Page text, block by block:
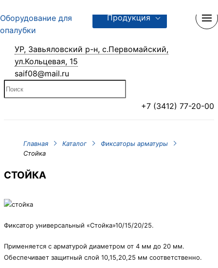
УР, Завьяловский р-н, с.Первомайский,
ул.Кольцевая, 15
saif08@mail.ru
+7 (3412) 77-20-00
Продукция
Главная Каталог
Фиксаторы арматуры
Стойка
СТОЙКА
Фиксатор универсальный «Стойка»10/15/20/25.
Применяется с арматурой диаметром от 4 мм до 20 мм.
Обеспечивает защитный слой 10,15,20,25 мм соответственно.